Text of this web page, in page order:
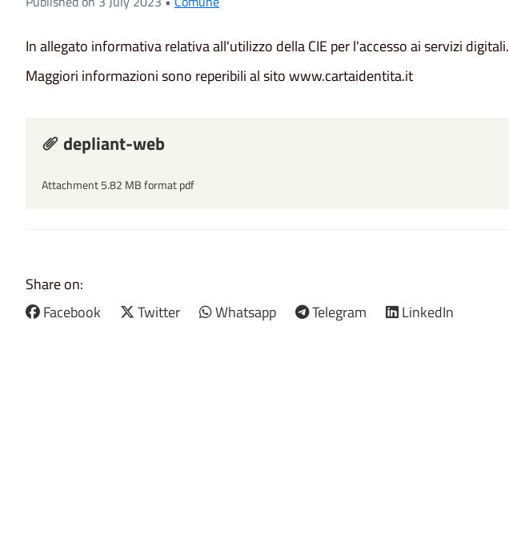
In allegato informativa relativa all'utilizzo della CIE per l'accesso ai servizi digitali.
Maggiori informazioni sono reperibili al sito www.cartaidentita.it
depliant-web
Attachment 5.82 MB format pdf
Share on:
Facebook
Twitter Whatsapp Telegram LinkedIn